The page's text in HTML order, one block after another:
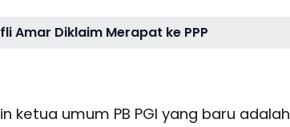
Amar Diklaim Merapat ke PPP
ketua umum PB PGI yang baru